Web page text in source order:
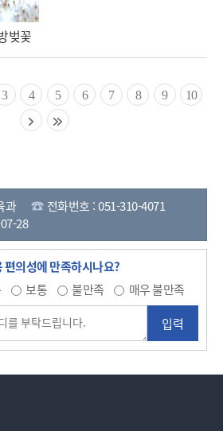
벚꽃
3 4 5 6 7 8 9 10
과
전화번호 : 051-310-4071
28
의성에 만족하시나요?
보통 불만족 매우 불만족